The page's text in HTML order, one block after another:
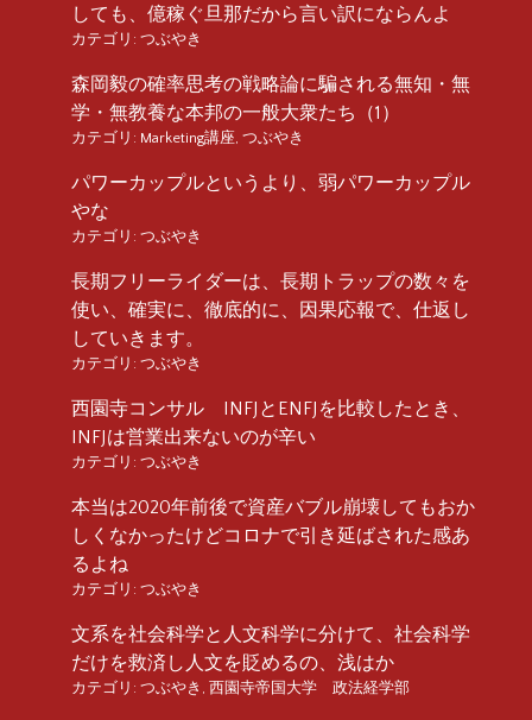
しても、億稼ぐ旦那だから言い訳にならんよ
カテゴリ: つぶやき
森岡毅の確率思考の戦略論に騙される無知・無
学・無教養な本邦の一般大衆たち（1）
カテゴリ: Marketing講座 つぶやき
パワーカップルというより、弱パワーカップル
やな
カテゴリ: つぶやき
長期フリーライダーは、長期トラップの数々を
使い、確実に、徹底的に、因果応報で、仕返し
していきます。
カテゴリ: つぶやき
西園寺コンサル INFJとENFJを比較したとき、
INFJは営業出来ないのが辛い
カテゴリ: つぶやき
本当は2020年前後で資産バブル崩壊してもおか
しくなかったけどコロナで引き延ばされた感あ
るよね
カテゴリ: つぶやき
文系を社会科学と人文科学に分けて、社会科学
だけを救済し人文を貶めるの、浅はか
カテゴリ: つぶやき 西園寺帝国大学 政法経学部